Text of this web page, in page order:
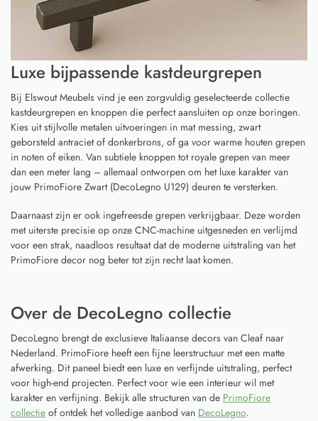
Luxe bijpassende kastdeurgrepen
Bij Elswout Meubels vind je een zorgvuldig geselecteerde collectie
kastdeurgrepen en knoppen die perfect aansluiten op onze boringen.
Kies uit stijlvolle metalen uitvoeringen in mat messing, zwart
geborsteld antraciet of donkerbrons, of ga voor warme houten grepen
in noten of eiken. Van subtiele knoppen tot royale grepen van meer
dan een meter lang – allemaal ontworpen om het luxe karakter van
jouw PrimoFiore Zwart (DecoLegno U129) deuren te versterken.
Daarnaast zijn er ook ingefreesde grepen verkrijgbaar. Deze worden
met uiterste precisie op onze CNC-machine uitgesneden en verlijmd
voor een strak, naadloos resultaat dat de moderne uitstraling van het
PrimoFiore decor nog beter tot zijn recht laat komen.
Over de DecoLegno collectie
DecoLegno brengt de exclusieve Italiaanse decors van Cleaf naar
Nederland. PrimoFiore heeft een fijne leerstructuur met een matte
afwerking. Dit paneel biedt een luxe en verfijnde uitstraling, perfect
voor high-end projecten. Perfect voor wie een interieur wil met
karakter en verfijning. Bekijk alle structuren van de PrimoFiore
collectie of ontdek het volledige aanbod van DecoLegno.